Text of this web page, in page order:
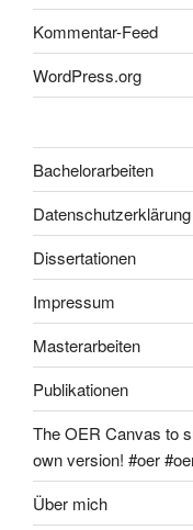
Kommentar-Feed
WordPress.org
Bachelorarbeiten
Datenschutzerklärung
Dissertationen
Impressum
Masterarbeiten
Publikationen
The OER Canvas to
own version! #oer
Über mich